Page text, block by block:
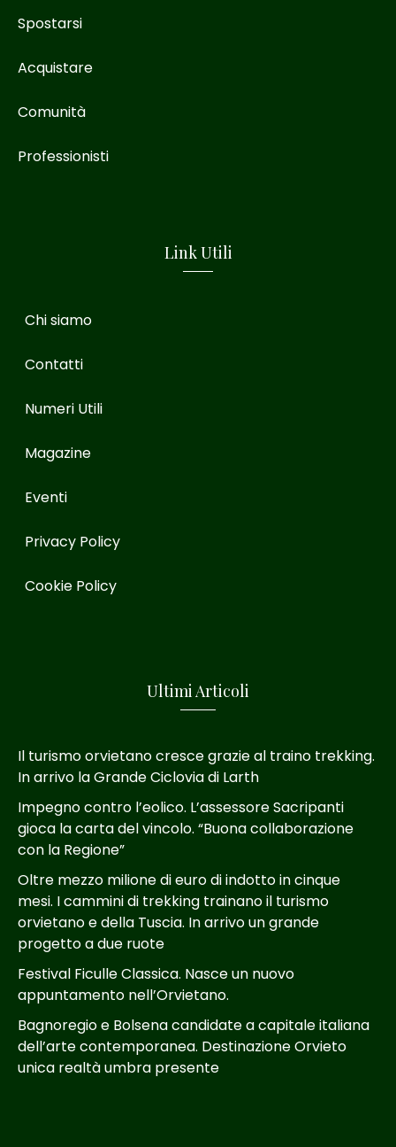
Spostarsi
Acquistare
Comunità
Professionisti
Link Utili
Chi siamo
Contatti
Numeri Utili
Magazine
Eventi
Privacy Policy
Cookie Policy
Ultimi Articoli
Il turismo orvietano cresce grazie al traino trekking.
In arrivo la Grande Ciclovia di Larth
Impegno contro l’eolico. L’assessore Sacripanti
gioca la carta del vincolo. “Buona collaborazione
con la Regione”
Oltre mezzo milione di euro di indotto in cinque
mesi. I cammini di trekking trainano il turismo
orvietano e della Tuscia. In arrivo un grande
progetto a due ruote
Festival Ficulle Classica. Nasce un nuovo
appuntamento nell’Orvietano.
Bagnoregio e Bolsena candidate a capitale italiana
dell’arte contemporanea. Destinazione Orvieto
unica realtà umbra presente